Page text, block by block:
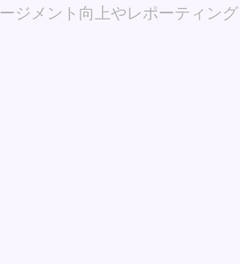
メント向上やレポーティン